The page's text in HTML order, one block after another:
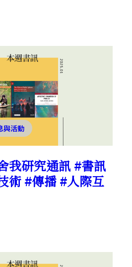
與活動
我研究通訊 #書訊
術 #傳播 #人際互